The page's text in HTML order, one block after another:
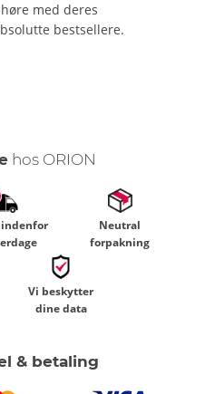
med deres
bestsellere.
hos ORION
indenfor
Neutral
forpakning
Vi beskytter
dine data
& betaling